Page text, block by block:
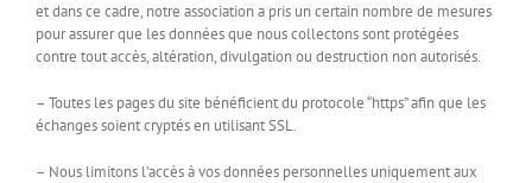
et dans ce cadre, notre association a pris un certain nombre de mesures
pour assurer que les données que nous collectons sont protégées
contre tout accès, altération, divulgation ou destruction non autorisés.
– Toutes les pages du site bénéficient du protocole “https” afin que les
échanges soient cryptés en utilisant SSL.
– Nous limitons l’accès à vos données personnelles uniquement aux